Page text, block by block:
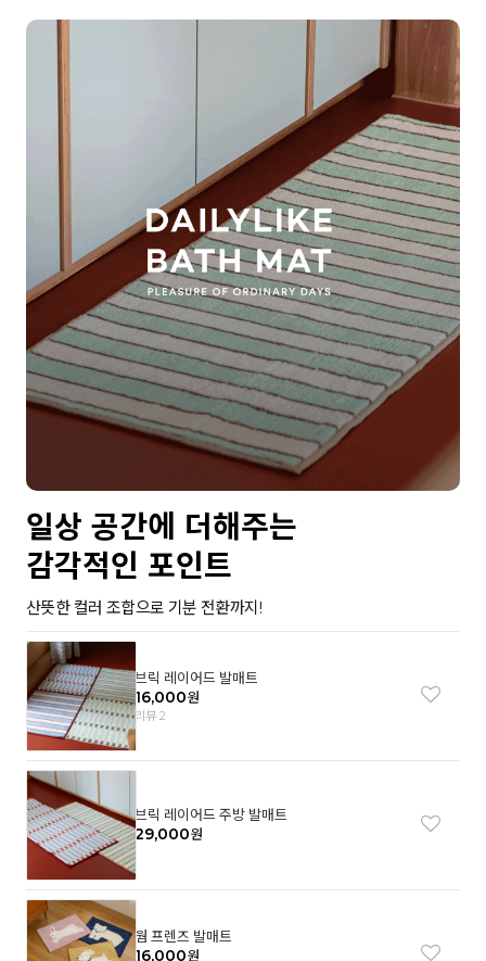
일상 공간에 더해주는
감각적인 포인트
산뜻한 컬러 조합으로 기분 전환까지!
브릭 레이어드 발매트
16,000원
리뷰 2
브릭 레이어드 주방 발매트
29,000원
웜 프렌즈 발매트
16,000원